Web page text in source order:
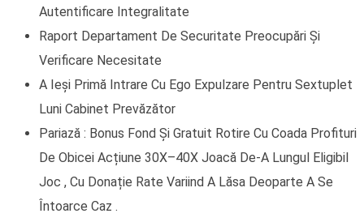
Autentificare Integralitate
Raport Departament De Securitate Preocupări Și
Verificare Necesitate
A Ieși Primă Intrare Cu Ego Expulzare Pentru Sextuplet
Luni Cabinet Prevăzător
Pariază : Bonus Fond Și Gratuit Rotire Cu Coada Profituri
De Obicei Acțiune 30X–40X Joacă De-A Lungul Eligibil
Joc , Cu Donație Rate Variind A Lăsa Deoparte A Se
Întoarce Caz .